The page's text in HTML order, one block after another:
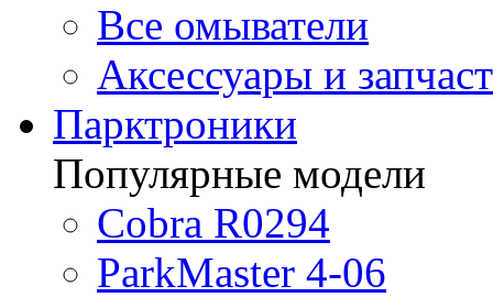
Все омыватели
Аксессуары и
Парктроники
Популярные модели
Cobra R0294
ParkMaster 4-06